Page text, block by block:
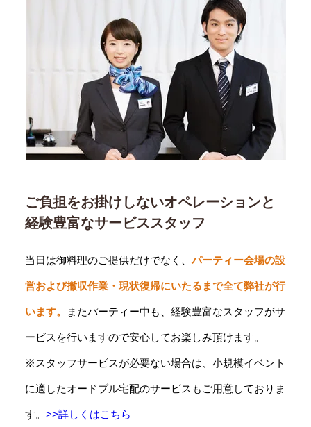
ご負担をお掛けしないオペレーションと
経験豊富なサービススタッフ
当日は御料理のご提供だけでなく、パーティー会場の設
営および撤収作業・現状復帰にいたるまで全て弊社が行
います。 またパーティー中も、経験豊富なスタッフがサ
ービスを行いますので安心してお楽しみ頂けます。
※スタッフサービスが必要ない場合は、小規模イベント
に適したオードブル宅配のサービスもご用意しておりま
す。 >>詳しくはこちら